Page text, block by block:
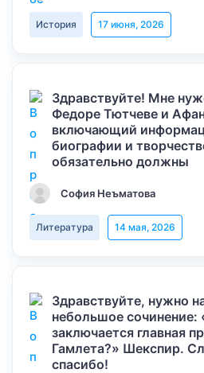
История 17 июня, 2026
Здравствуйте! Мне
Федоре Тютчеве и
включающий
биографии и
обязательно должны
София Неъматова
Литература 14 мая, 2026
Здравствуйте, нужно
небольшое сочинение:
заключается главная
Гамлета?» Шекспир.
спасибо!